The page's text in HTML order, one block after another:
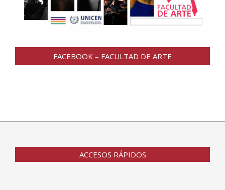
FACEBOOK – FACULTAD DE ARTE
ACCESOS RÁPIDOS